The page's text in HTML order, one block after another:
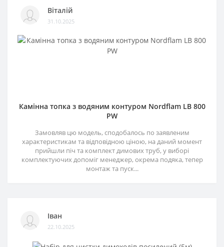
Віталій
31.10.2025
Камінна топка з водяним контуром Nordflam LB 800
PW
Замовляв цю модель, сподобалось по заявленим
характеристикам та відповідною ціною, на даний момент
прийшли піч та комплект димових труб, у виборі
комплектуючих допоміг менеджер, окрема подяка, тепер
монтаж та пуск...
Іван
22.10.2025